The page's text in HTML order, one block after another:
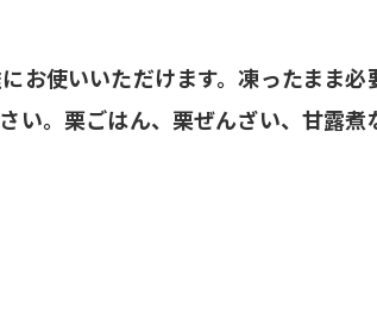
お使いいただけます。凍ったまま必
い。栗ごはん、栗ぜんざい、甘露煮